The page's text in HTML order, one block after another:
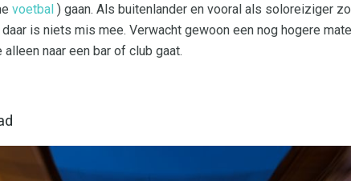
voetbal ) gaan. Als buitenlander en vooral als soloreiziger
daar is niets mis mee. Verwacht gewoon een nog hogere
naar een bar of club gaat.